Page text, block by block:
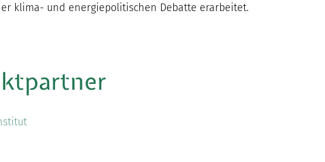
klima- und energiepolitischen Debatte erarbeitet.